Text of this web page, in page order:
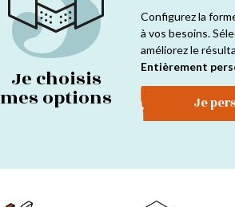
Je choisis
mes options
Configurez la
à vos besoins.
améliorez le
Entièrement
Je